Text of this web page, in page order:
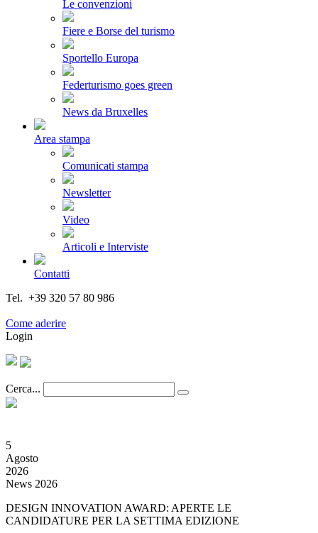
Le convenzioni
Fiere e Borse del turismo
Sportello Europa
Federturismo goes green
News da Bruxelles
Area stampa
Comunicati stampa
Newsletter
Video
Articoli e Interviste
Contatti
Tel. +39 320 57 80 986
Come aderire
Login
Cerca...
5
Agosto
2026
News 2026
DESIGN INNOVATION AWARD: APERTE LE
CANDIDATURE PER LA SETTIMA EDIZIONE